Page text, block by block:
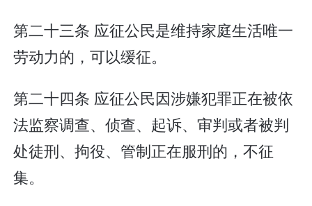
第二十三条 应征公民是维持家庭生活唯一
劳动力的，可以缓征。
第二十四条 应征公民因涉嫌犯罪正在被依
法监察调查、侦查、起诉、审判或者被判
处徒刑、拘役、管制正在服刑的，不征
集。